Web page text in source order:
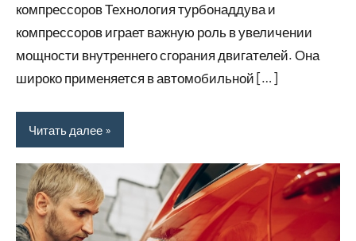
компрессоров Технология турбонаддува и
компрессоров играет важную роль в увеличении
мощности внутреннего сгорания двигателей. Она
широко применяется в автомобильной […]
Читать далее